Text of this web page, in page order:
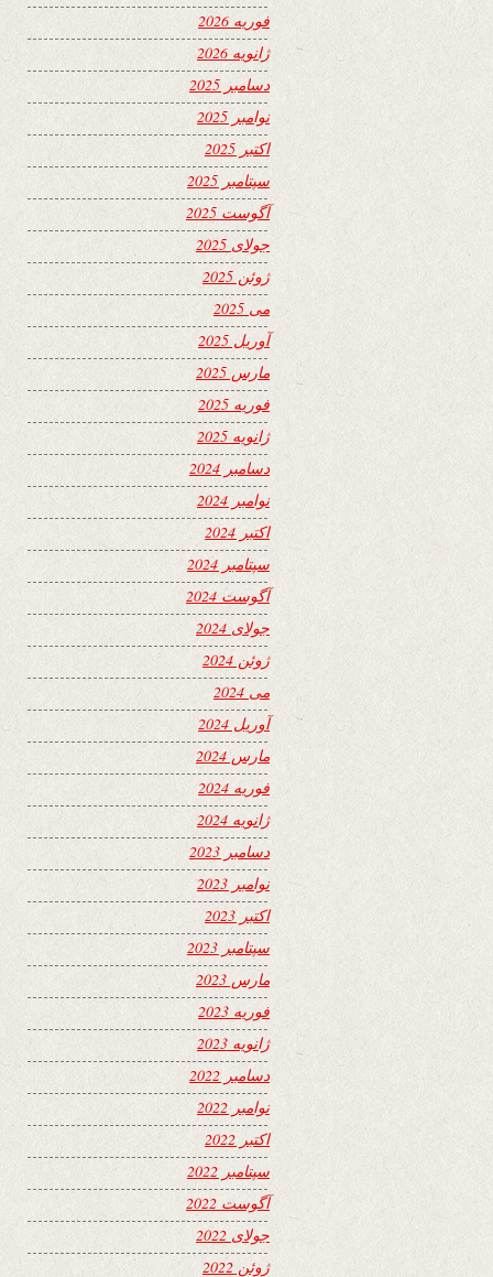
فوریه 2026
ژانویه 2026
دسامبر 2025
نوامبر 2025
اکتبر 2025
سپتامبر 2025
آگوست 2025
جولای 2025
ژوئن 2025
می 2025
آوریل 2025
مارس 2025
فوریه 2025
ژانویه 2025
دسامبر 2024
نوامبر 2024
اکتبر 2024
سپتامبر 2024
آگوست 2024
جولای 2024
ژوئن 2024
می 2024
آوریل 2024
مارس 2024
فوریه 2024
ژانویه 2024
دسامبر 2023
نوامبر 2023
اکتبر 2023
سپتامبر 2023
مارس 2023
فوریه 2023
ژانویه 2023
دسامبر 2022
نوامبر 2022
اکتبر 2022
سپتامبر 2022
آگوست 2022
جولای 2022
ژوئن 2022